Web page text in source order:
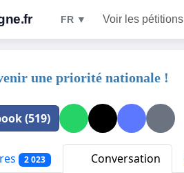
FR ▼ Voir les pétitions
une priorité nationale !
(519)
2 023 Conversation